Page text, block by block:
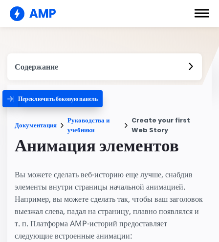
AMP
Содержание
Переключить боковую панель
Документация
Руководства и
учебники
Create your first
Web Story
Анимация элементов
Вы можете сделать веб-историю еще лучше, снабдив
элементы внутри страницы начальной анимацией.
Например, вы можете сделать так, чтобы ваш заголовок
выезжал слева, падал на страницу, плавно появлялся и
т. п. Платформа AMP-историй предоставляет
следующие встроенные анимации: